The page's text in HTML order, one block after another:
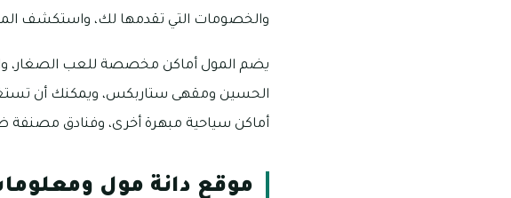
والخصومات التي تقدمها لك، واستكشف
يضم المول أماكن مخصصة للعب الصغار،
الحسين ومقهى ستاربكس، ويمكنك أن تستغل
أماكن سياحية مبهرة أخرى، وفنادق مصنفة ضمن فئة 5 نجوم، منها فندق عجمان الذي يبعد
موقع دانة مول